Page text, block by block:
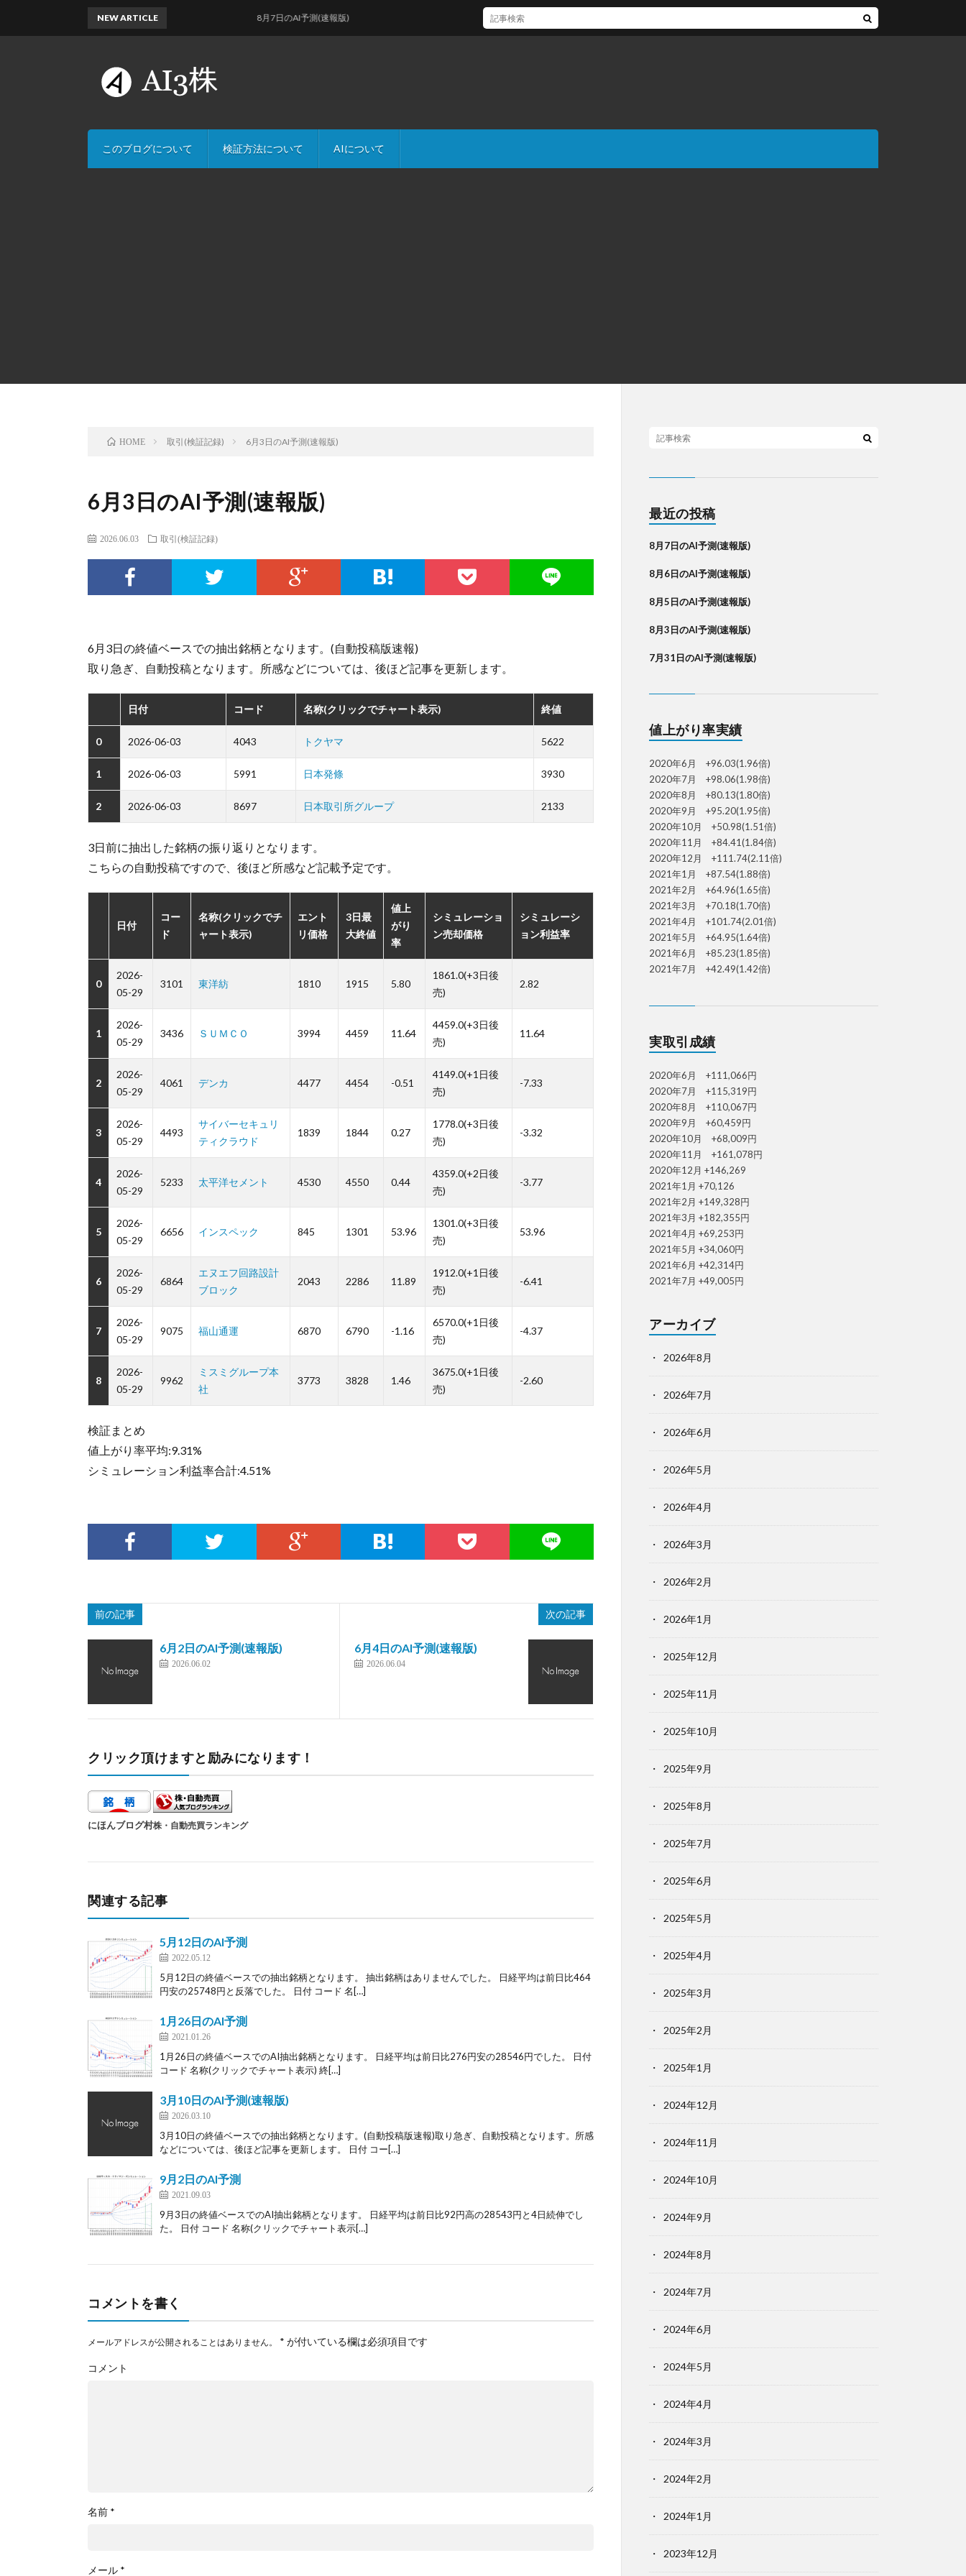
このブログについて 検証方法について AIについて
NEW ARTICLE 8月7日のAI予測(速報版)
HOME 取引(検証記録) 6月3日のAI予測(速報版)
6月3日のAI予測(速報版)
2026.06.03 取引(検証記録)
6月3日の終値ベースでの抽出銘柄となります。(自動投稿版速報)
取り急ぎ、自動投稿となります。所感などについては、後ほど記事を更新します。
日付 コード 名称(クリックでチャート表示) 終値
0 2026-06-03 4043 トクヤマ 5622
1 2026-06-03 5991 日本発條 3930
2 2026-06-03 8697 日本取引所グループ 2133
3日前に抽出した銘柄の振り返りとなります。
こちらの自動投稿ですので、後ほど所感など記載予定です。
日付
コー
ド
名称(クリックでチ
ャート表示)
エント
リ価格
3日最
大終値
値上
がり
率
シミュレーショ
ン売却価格
シミュレーシ
ョン利益率
0
2026-
05-29
3101 東洋紡 1810 1915 5.80
1861.0(+3日後
売)
2.82
1
2026-
05-29
3436 ＳＵＭＣＯ 3994 4459 11.64
4459.0(+3日後
売)
11.64
2
2026-
05-29
4061 デンカ 4477 4454 -0.51
4149.0(+1日後
売)
-7.33
3
2026-
05-29
4493
サイバーセキュリ
ティクラウド
1839 1844 0.27
1778.0(+3日後
売)
-3.32
4
2026-
05-29
5233 太平洋セメント 4530 4550 0.44
4359.0(+2日後
売)
-3.77
5
2026-
05-29
6656 インスペック 845 1301 53.96
1301.0(+3日後
売)
53.96
6
2026-
05-29
6864
エヌエフ回路設計
ブロック
2043 2286 11.89
1912.0(+1日後
売)
-6.41
7
2026-
05-29
9075 福山通運 6870 6790 -1.16
6570.0(+1日後
売)
-4.37
8
2026-
05-29
9962
ミスミグループ本
社
3773 3828 1.46
3675.0(+1日後
売)
-2.60
検証まとめ
値上がり率平均:9.31%
シミュレーション利益率合計:4.51%
前の記事
6月2日のAI予測(速報版)
2026.06.02
次の記事
6月4日のAI予測(速報版)
2026.06.04
クリック頂けますと励みになります！
にほんブログ村株・自動売買ランキング
関連する記事
5月12日のAI予測
2022.05.12
5月12日の終値ベースでの抽出銘柄となります。 抽出銘柄はありませんでした。 日経平均は前日比464
円安の25748円と反落でした。 日付 コード 名[…]
1月26日のAI予測
2021.01.26
1月26日の終値ベースでのAI抽出銘柄となります。 日経平均は前日比276円安の28546円でした。 日付
コード 名称(クリックでチャート表示) 終[…]
3月10日のAI予測(速報版)
2026.03.10
3月10日の終値ベースでの抽出銘柄となります。(自動投稿版速報)取り急ぎ、自動投稿となります。所感
などについては、後ほど記事を更新します。 日付 コー[…]
9月2日のAI予測
2021.09.03
9月3日の終値ベースでのAI抽出銘柄となります。 日経平均は前日比92円高の28543円と4日続伸でし
た。 日付 コード 名称(クリックでチャート表示[…]
コメントを書く
メールアドレスが公開されることはありません。 * が付いている欄は必須項目です
コメント
名前 *
メール *
最近の投稿
8月7日のAI予測(速報版)
8月6日のAI予測(速報版)
8月5日のAI予測(速報版)
8月3日のAI予測(速報版)
7月31日のAI予測(速報版)
値上がり率実績
2020年6月 +96.03(1.96倍)
2020年7月 +98.06(1.98倍)
2020年8月 +80.13(1.80倍)
2020年9月 +95.20(1.95倍)
2020年10月 +50.98(1.51倍)
2020年11月 +84.41(1.84倍)
2020年12月 +111.74(2.11倍)
2021年1月 +87.54(1.88倍)
2021年2月 +64.96(1.65倍)
2021年3月 +70.18(1.70倍)
2021年4月 +101.74(2.01倍)
2021年5月 +64.95(1.64倍)
2021年6月 +85.23(1.85倍)
2021年7月 +42.49(1.42倍)
実取引成績
2020年6月 +111,066円
2020年7月 +115,319円
2020年8月 +110,067円
2020年9月 +60,459円
2020年10月 +68,009円
2020年11月 +161,078円
2020年12月 +146,269
2021年1月 +70,126
2021年2月 +149,328円
2021年3月 +182,355円
2021年4月 +69,253円
2021年5月 +34,060円
2021年6月 +42,314円
2021年7月 +49,005円
アーカイブ
2026年8月
2026年7月
2026年6月
2026年5月
2026年4月
2026年3月
2026年2月
2026年1月
2025年12月
2025年11月
2025年10月
2025年9月
2025年8月
2025年7月
2025年6月
2025年5月
2025年4月
2025年3月
2025年2月
2025年1月
2024年12月
2024年11月
2024年10月
2024年9月
2024年8月
2024年7月
2024年6月
2024年5月
2024年4月
2024年3月
2024年2月
2024年1月
2023年12月